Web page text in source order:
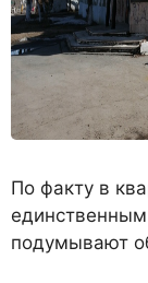
По факту в
подумывают